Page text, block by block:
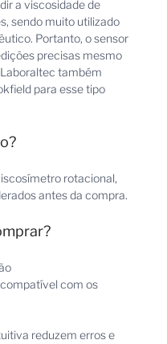
a viscosidade de
sendo muito utilizado
Portanto, o sensor
precisas mesmo
também
para esse tipo
rotacional,
antes da compra.
com os
reduzem erros e